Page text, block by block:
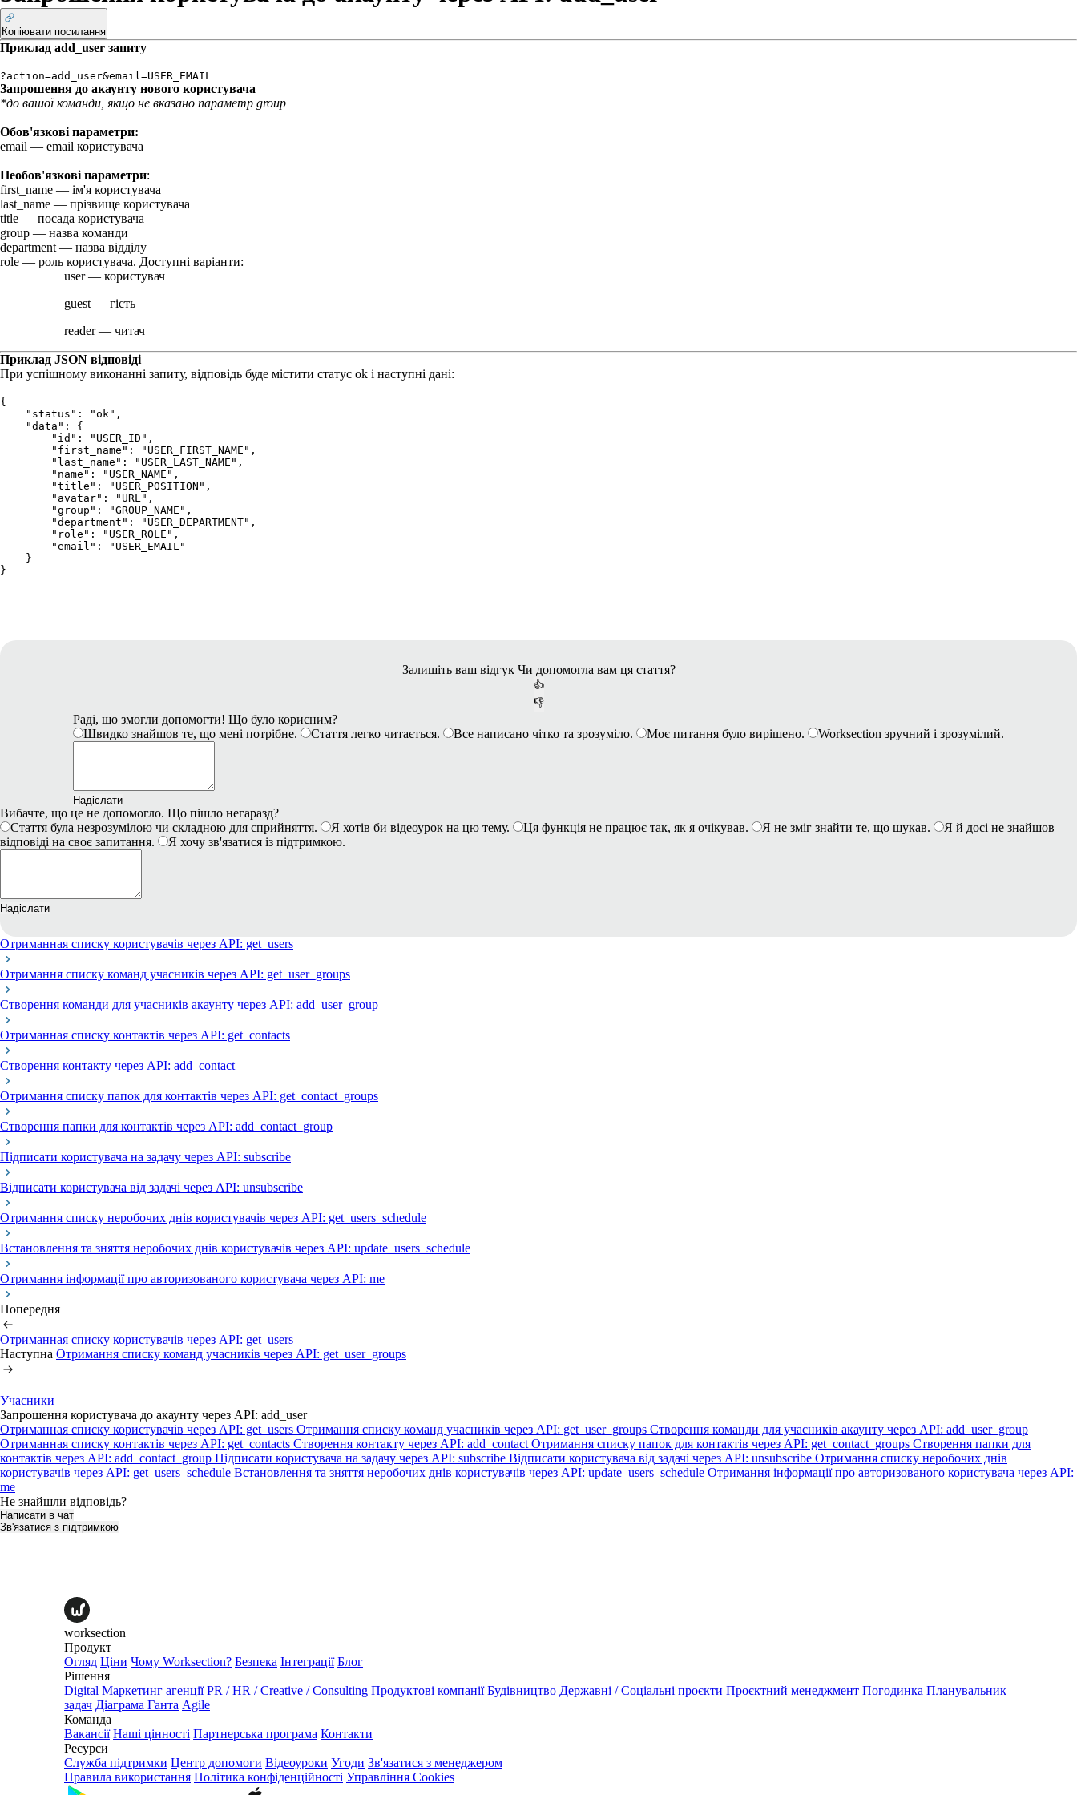
Копіювати посилання
Приклад add_user запиту
?action=add_user&email=USER_EMAIL
Запрошення до акаунту нового користувача
*до вашої команди, якщо не вказано параметр group
Обов'язкові параметри:
email — email користувача
Необов'язкові параметри:
first_name — ім'я користувача
last_name — прізвище користувача
title — посада користувача
group — назва команди
department — назва відділу
role — роль користувача. Доступні варіанти:
user— користувач
guest — гість
reader— читач
Приклад JSON відповіді
При успішному виконанні запиту, відповідь буде містити статус ok і наступні дані:
{
"status": "ok",
"data": {
"id": "USER_ID",
"first_name": "USER_FIRST_NAME",
"last_name": "USER_LAST_NAME",
"name": "USER_NAME",
"title": "USER_POSITION",
"avatar": "URL",
"group": "GROUP_NAME",
"department": "USER_DEPARTMENT",
"role": "USER_ROLE",
"email": "USER_EMAIL"
}
}
Залишіть ваш відгук Чи допомогла вам ця стаття?
👍
👎
Раді, що змогли допомогти! Що було корисним?
Швидко знайшов те, що мені потрібне.
Стаття легко читається. Все написано чітко та зрозуміло. Моє питання було вирішено. Worksection зручний і зрозумілий.
Надіслати
Вибачте, що це не допомогло. Що пішло негаразд?
Стаття була незрозумілою чи складною для сприйняття.
Я хотів би відеоурок на цю тему. Ця функція не працює так, як я очікував. Я не зміг знайти те, що шукав.
Я й досі не знайшов
відповіді на своє запитання.
Я хочу зв'язатися із підтримкою.
Надіслати
Отриманная списку користувачів через API: get_users
Отримання списку команд учасників через API: get_user_groups
Створення команди для учасників акаунту через API: add_user_group
Отриманная списку контактів через API: get_contacts
Створення контакту через API: add_contact
Отримання списку папок для контактів через API: get_contact_groups
Створення папки для контактів через API: add_contact_group
Підписати користувача на задачу через API: subscribe
Відписати користувача від задачі через API: unsubscribe
Отримання списку неробочих днів користувачів через API: get_users_schedule
Встановлення та зняття неробочих днів користувачів через API: update_users_schedule
Отримання інформації про авторизованого користувача через API: me
Попередня
Отриманная списку користувачів через API: get_users
Наступна Отримання списку команд учасників через API: get_user_groups
Учасники
Запрошення користувача до акаунту через API: add_user
Отриманная списку користувачів через API: get_users Отримання списку команд учасників через API: get_user_groups Створення команди для учасників акаунту через API: add_user_group
Отриманная списку контактів через API: get_contacts Створення контакту через API: add_contact Отримання списку папок для контактів через API: get_contact_groups Створення папки для
контактів через API: add_contact_group Підписати користувача на задачу через API: subscribe Відписати користувача від задачі через API: unsubscribe Отримання списку неробочих днів
користувачів через API: get_users_schedule Встановлення та зняття неробочих днів користувачів через API: update_users_schedule Отримання інформації про авторизованого користувача через API:
me
Не знайшли відповідь?
Написати в чат
Зв'язатися з підтримкою
worksection
Продукт
Огляд Ціни Чому Worksection? Безпека Інтеграції Блог
Рішення
Digital Маркетинг агенції PR / HR / Creative / Consulting Продуктові компанії Будівництво Державні / Соціальні проєкти Проєктний менеджмент Погодинка Планувальник
задач Діаграма Ганта Agile
Команда
Вакансії Наші цінності Партнерська програма Контакти
Ресурси
Служба підтримки Центр допомоги Відеоуроки Угоди Зв'язатися з менеджером
Правила використання Політика конфіденційності Управління Cookies